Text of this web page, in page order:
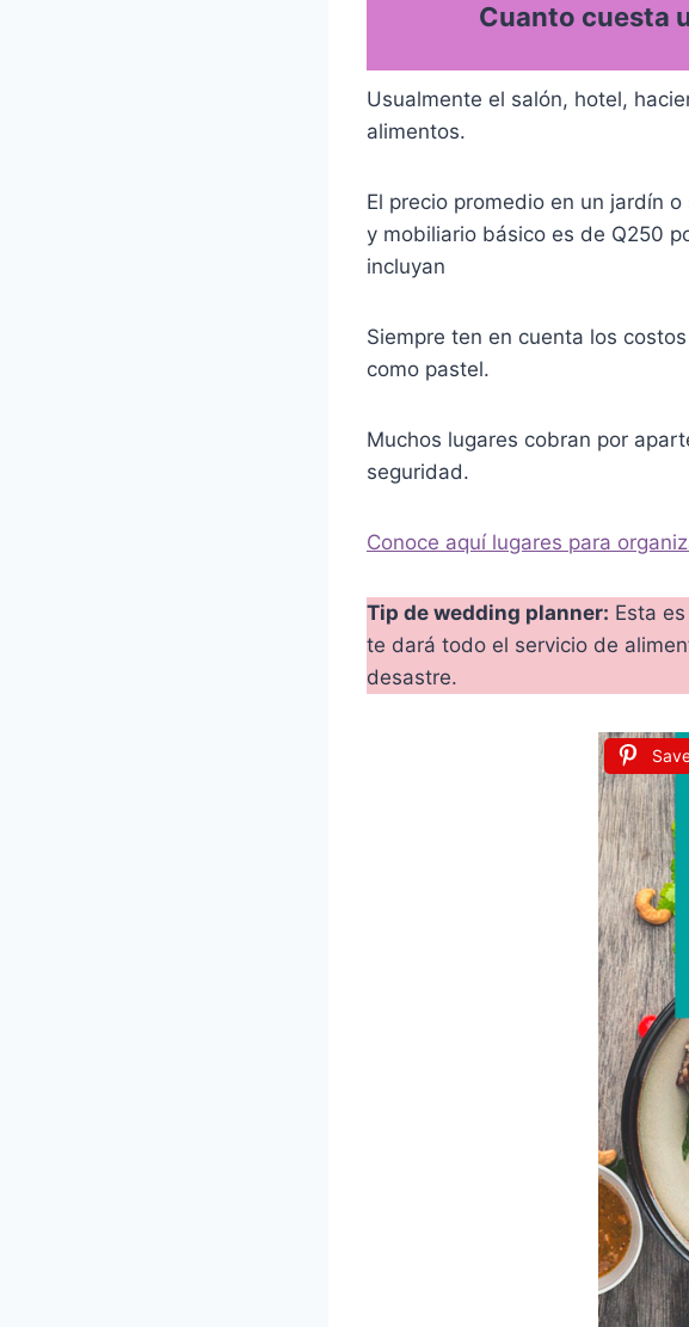
Cuanto cuesta
Usualmente el salón, hotel,
alimentos.
El precio promedio en un jardín
y mobiliario básico es de Q250
incluyan
Siempre ten en cuenta los
como pastel.
Muchos lugares cobran por
seguridad.
Conoce aquí lugares para
Tip de wedding planner: Esta
te dará todo el servicio de
desastre.